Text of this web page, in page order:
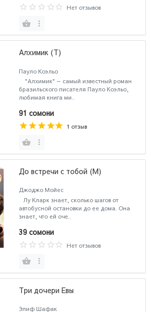
Нет отзывов
Алхимик (Т)
Пауло Коэльо
"Алхимик" — самый известный роман
бразильского писателя Пауло Коэльо,
любимая книга ми..
91 сомони
1 отзыв
До встречи с тобой (М)
Джоджо Мойес
Лу Кларк знает, сколько шагов от
автобусной остановки до ее дома. Она
знает, что ей оче..
39 сомони
Нет отзывов
Три дочери Евы
Элиф Шафак